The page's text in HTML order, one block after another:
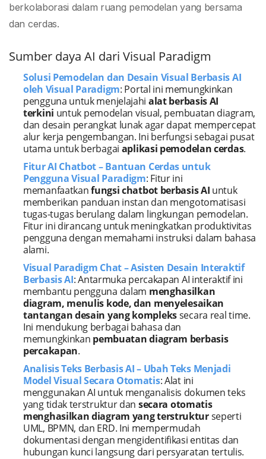
berkolaborasi dalam ruang pemodelan yang bersama
dan cerdas.
Sumber daya AI dari Visual Paradigm
Solusi Pemodelan dan Desain Visual Berbasis AI
oleh Visual Paradigm: Portal ini memungkinkan
pengguna untuk menjelajahi alat berbasis AI
terkini untuk pemodelan visual, pembuatan diagram,
dan desain perangkat lunak agar dapat mempercepat
alur kerja pengembangan. Ini berfungsi sebagai pusat
utama untuk berbagai aplikasi pemodelan cerdas.
Fitur AI Chatbot – Bantuan Cerdas untuk
Pengguna Visual Paradigm: Fitur ini
memanfaatkanfungsi chatbot berbasis AI untuk
memberikan panduan instan dan mengotomatisasi
tugas-tugas berulang dalam lingkungan pemodelan.
Fitur ini dirancang untuk meningkatkan produktivitas
pengguna dengan memahami instruksi dalam bahasa
alami.
Visual Paradigm Chat – Asisten Desain Interaktif
Berbasis AI: Antarmuka percakapan AI interaktif ini
membantu pengguna dalam menghasilkan
diagram, menulis kode, dan menyelesaikan
tantangan desain yang komplekssecara real time.
Ini mendukung berbagai bahasa dan
memungkinkan pembuatan diagram berbasis
percakapan.
Analisis Teks Berbasis AI – Ubah Teks Menjadi
Model Visual Secara Otomatis: Alat ini
menggunakan AI untuk menganalisis dokumen teks
yang tidak terstruktur dan secara otomatis
menghasilkan diagram yang terstrukturseperti
UML, BPMN, dan ERD. Ini mempermudah
dokumentasi dengan mengidentifikasi entitas dan
hubungan kunci langsung dari persyaratan tertulis.